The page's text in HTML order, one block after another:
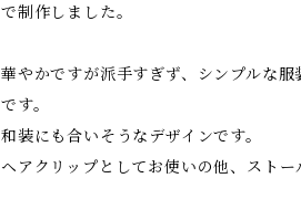
で制作しました。
華やかですが派手すぎず、シンプルな
です。
和装にも合いそうなデザインです。
ヘアクリップとしてお使いの他、ストー